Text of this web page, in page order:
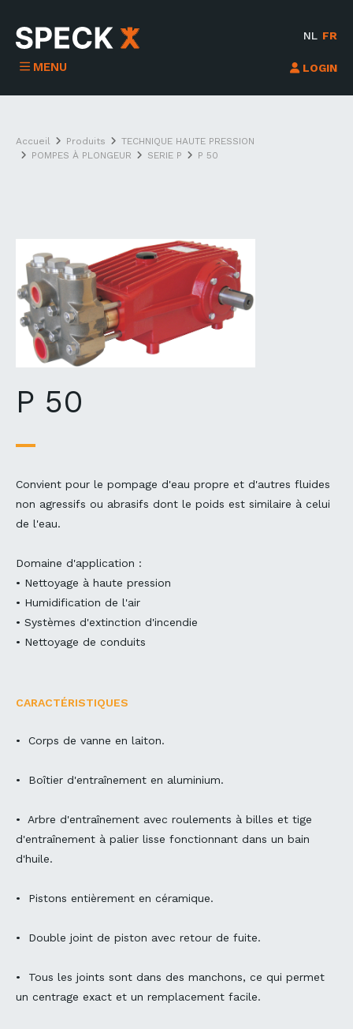
NL FR
LOGIN
MENU
Accueil Produits
TECHNIQUE HAUTE PRESSION
POMPES À PLONGEUR
SERIE P P 50
P 50
Convient pour le pompage d'eau propre et d'autres fluides
non agressifs ou abrasifs dont le poids est similaire à celui
de l'eau.
Domaine d'application :
• Nettoyage à haute pression
• Humidification de l'air
• Systèmes d'extinction d'incendie
• Nettoyage de conduits
CARACTÉRISTIQUES
• Corps de vanne en laiton.
• Boîtier d'entraînement en aluminium.
• Arbre d'entraînement avec roulements à billes et tige
d'entraînement à palier lisse fonctionnant dans un bain
d'huile.
• Pistons entièrement en céramique.
• Double joint de piston avec retour de fuite.
• Tous les joints sont dans des manchons, ce qui permet
un centrage exact et un remplacement facile.